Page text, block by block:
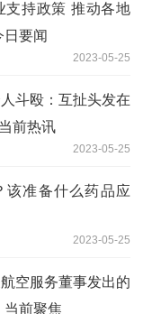
支持政策 推动各地
日要闻
2023-05-25
斗殴：互扯头发在
前热讯
2023-05-25
该准备什么药品应
2023-05-25
空服务董事发出的
当前聚焦